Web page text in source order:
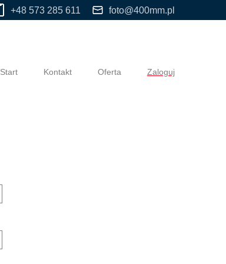
+48 573 285 611 foto@400mm.pl
Start Kontakt Oferta Zaloguj